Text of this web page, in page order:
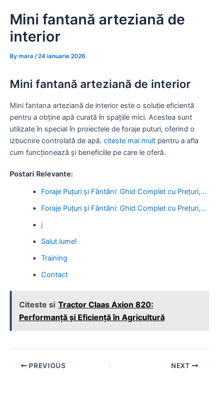
content
Mini fantană arteziană de
interior
By mara /24 ianuarie 2026
Mini fantană arteziană de interior
Mini fantana arteziană de interior este o soluție eficientă
pentru a obține apă curată în spațiile mici. Acestea sunt
utilizate în special în proiectele de foraje puturi, oferind o
izbucnire controlată de apă. citeste mai mult pentru a afla
cum funcționează și beneficiile pe care le oferă.
Postari Relevante:
Foraje Puțuri și Fântâni: Ghid Complet cu Prețuri,…
Foraje Puțuri și Fântâni: Ghid Complet cu Prețuri,…
j
Salut lume!
Training
Contact
Citeste si Tractor Claas Axion 820:
Performanță și Eficiență în Agricultură
Post PREVIOUS NEXT